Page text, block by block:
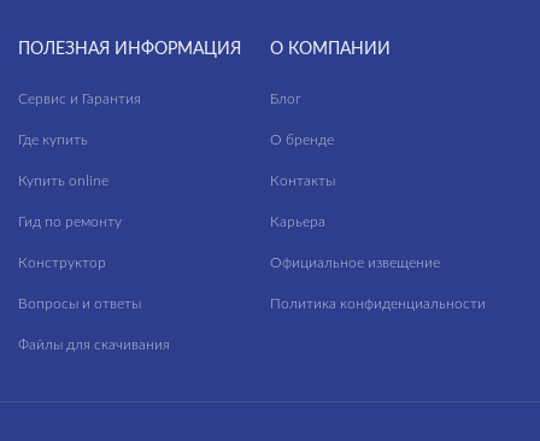
ПОЛЕЗНАЯ ИНФОРМАЦИЯ
Сервис и Гарантия
Где купить
Купить online
Гид по ремонту
Конструктор
Вопросы и ответы
Файлы для скачивания
О КОМПАНИИ
Блог
О бренде
Контакты
Карьера
Официальное извещение
Политика конфиденциальности